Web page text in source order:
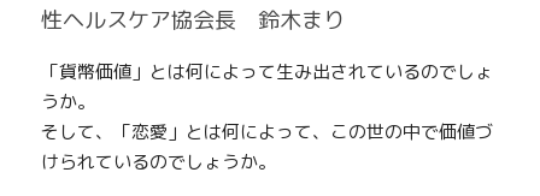
性ヘルスケア協会長　鈴木まり
「貨幣価値」とは何によって生み出されているのでしょ
うか。
そして、「恋愛」とは何によって、この世の中で価値づ
けられているのでしょうか。